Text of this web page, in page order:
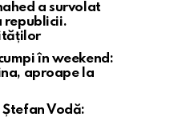
a survolat
republicii.
în weekend:
aproape la
Ștefan Vodă: